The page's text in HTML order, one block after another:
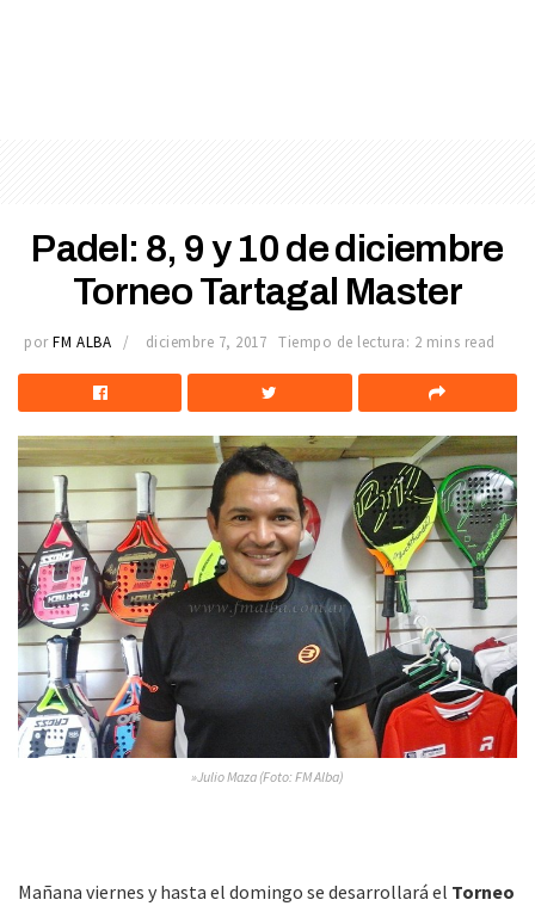
Padel: 8, 9 y 10 de diciembre
Torneo Tartagal Master
por FM ALBA diciembre 7, 2017 Tiempo de lectura: 2 mins read
»Julio Maza (Foto: FM Alba)
Mañana viernes y hasta el domingo se desarrollará el Torneo